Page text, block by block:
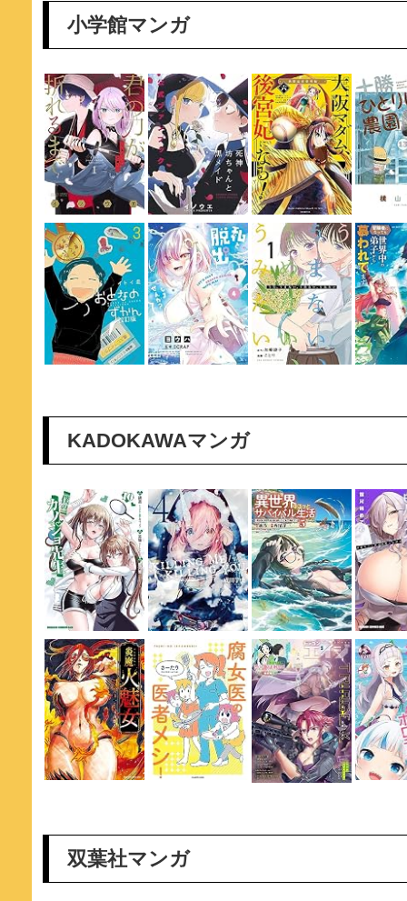
小学館マンガ
KADOKAWAマンガ
双葉社マンガ